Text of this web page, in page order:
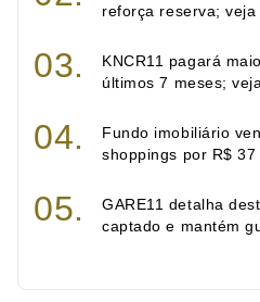
reforça reserva;
KNCR11 pagará
últimos 7 meses;
Fundo imobiliário
shoppings por R$ 37
GARE11 detalha
captado e mantém